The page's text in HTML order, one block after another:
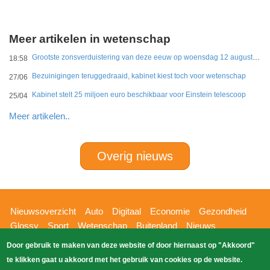
Meer artikelen in wetenschap
18:58 Grootste zonsverduistering van deze eeuw op woensdag 12 augustus te zien
27/06 Bezuinigingen teruggedraaid, kabinet kiest toch voor wetenschap
25/04 Kabinet stelt 25 miljoen euro beschikbaar voor Einstein telescoop
Meer artikelen..
Overig nieuws
Hoofdnavigatie
Nieuwsoverzicht Auto Digitaal Economie
Gezondheid
Glossy
Sport Wetenschap Buitenland
Nieuws
Bizzpress
Blik op 112 Provincies
Weekoverzicht
Zoeken
Copyright Blik Op Nieuws 2026gehost
Door gebruik te maken van deze website of door hiernaast op "Akkoord"
te klikken gaat u akkoord met het gebruik van cookies op de website.